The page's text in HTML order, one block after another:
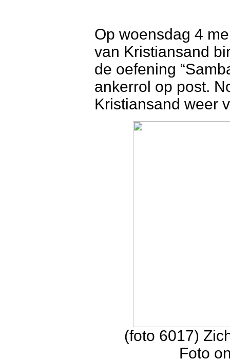
Op woensdag 4
van Kristiansand
de oefening
ankerrol op post.
Kristiansand weer
(foto 6017)
Foto